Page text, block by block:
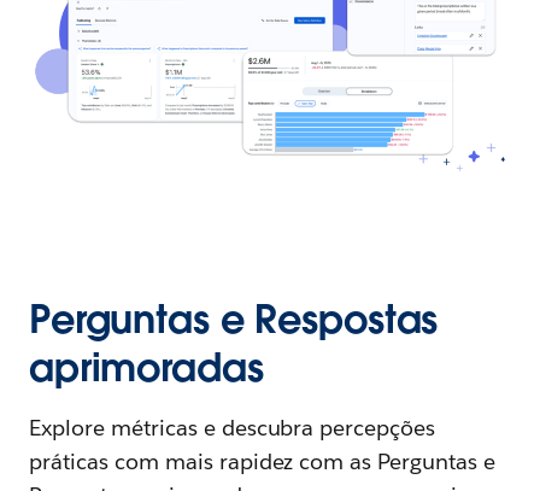
Perguntas e Respostas
aprimoradas
Explore métricas e descubra percepções
práticas com mais rapidez com as Perguntas e